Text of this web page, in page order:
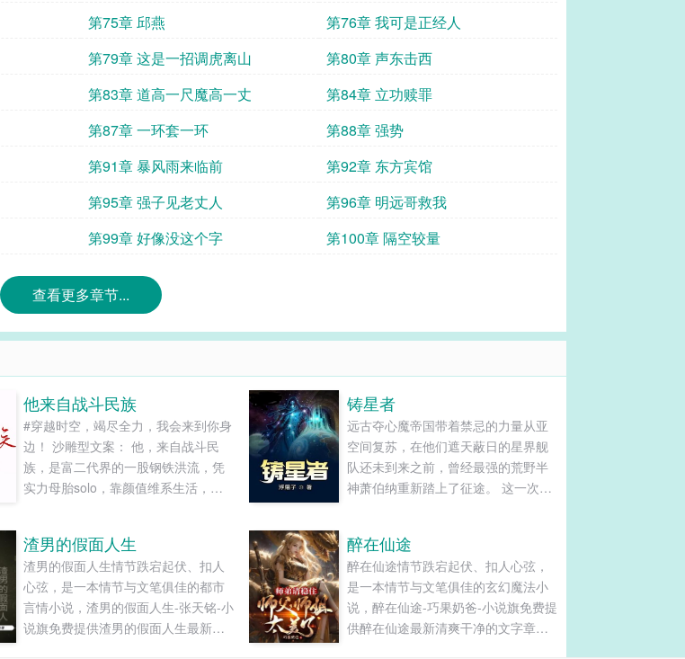
第75章 邱燕
第76章 我可是正经人
第79章 这是一招调虎离山
第80章 声东击西
第83章 道高一尺魔高一丈
第84章 立功赎罪
第87章 一环套一环
第88章 强势
第91章 暴风雨来临前
第92章 东方宾馆
第95章 强子见老丈人
第96章 明远哥救我
第99章 好像没这个字 第100章 隔空较量
查看更多章节...
他来自战斗民族
#穿越时空，竭尽全力，我会来到你身
边！ 沙雕型文案： 他，来自战斗民
族，是富二代界的一股钢铁洪流，凭
实力母胎solo，靠颜值维系生活，一
攻——弗拉基米尔·周向晚斯基。 他，
是绿江主角标配的硬核总裁——吴
凉，身世狗血情路坎坷，冷艳高贵有
内涵，成熟稳重如泰山，就是遇见了
周向晚。 “某天早晨，周向晚摇醒吴
铸星者
远古夺心魔帝国带着禁忌的力量从亚
空间复苏，在他们遮天蔽日的星界舰
队还未到来之前，曾经最强的荒野半
神萧伯纳重新踏上了征途。 这一次他
渣男的假面人生
渣男的假面人生情节跌宕起伏、扣人
心弦，是一本情节与文笔俱佳的都市
言情小说，渣男的假面人生-张天铭-小
说旗免费提供渣男的假面人生最新清
醉在仙途
醉在仙途情节跌宕起伏、扣人心弦，
是一本情节与文笔俱佳的玄幻魔法小
说，醉在仙途-巧果奶爸-小说旗免费提
供醉在仙途最新清爽干净的文字章节